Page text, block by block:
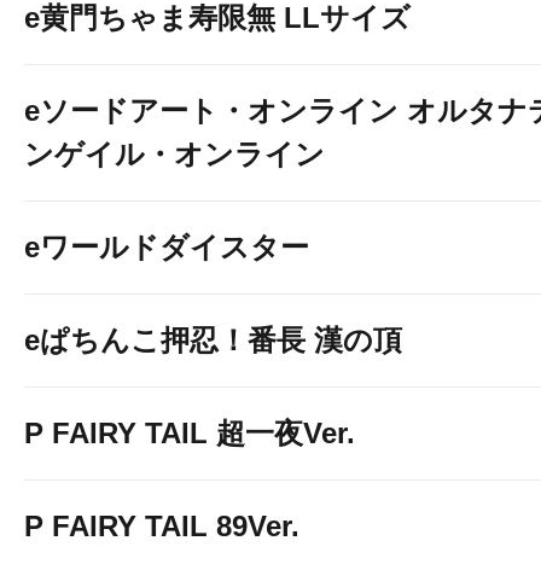
e黄門ちゃま寿限無 LLサイズ
eソードアート・オンライン オルタナ
ンゲイル・オンライン
eワールドダイスター
eぱちんこ押忍！番長 漢の頂
P FAIRY TAIL 超一夜Ver.
P FAIRY TAIL 89Ver.